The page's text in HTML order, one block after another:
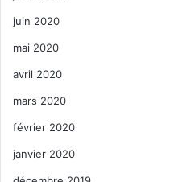
juin 2020
mai 2020
avril 2020
mars 2020
février 2020
janvier 2020